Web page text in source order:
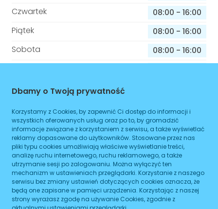
Czwartek
08:00 - 16:00
Piątek
08:00 - 16:00
Sobota
08:00 - 16:00
Informacje o sprawach jakie załatwisz w
tym budynku
Brak podanych spraw
ZAPLANUJ
Niepubliczny Zakład Opieki Zdrowotnej
Dbamy o Twoją prywatność
Korzystamy z Cookies, by zapewnić Ci dostęp do informacji i
wszystkich oferowanych usług oraz po to, by gromadzić
informacje związane z korzystaniem z serwisu, a także wyświetlać
reklamy dopasowane do użytkowników. Stosowane przez nas
pliki typu cookies umożliwiają właściwe wyświetlanie treści,
analizę ruchu internetowego, ruchu reklamowego, a także
utrzymanie sesji po zalogowaniu. Można wyłączyć ten
mechanizm w ustawieniach przeglądarki. Korzystanie z naszego
serwisu bez zmiany ustawień dotyczących cookies oznacza, że
będą one zapisane w pamięci urządzenia. Korzystając z naszej
strony wyrażasz zgodę na używanie Cookies, zgodnie z